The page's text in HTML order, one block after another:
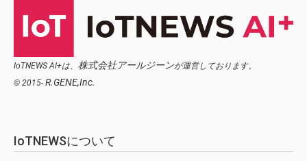
IoTNEWS AI+は、 株式会社アールジーンが運営しております。
© 2015- R.GENE,Inc.
IoTNEWSについて